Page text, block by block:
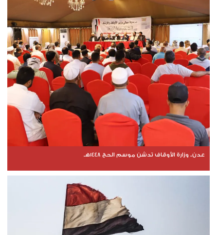
عدن.. وزارة الأوقاف تدشن موسم الحج 1448هـ